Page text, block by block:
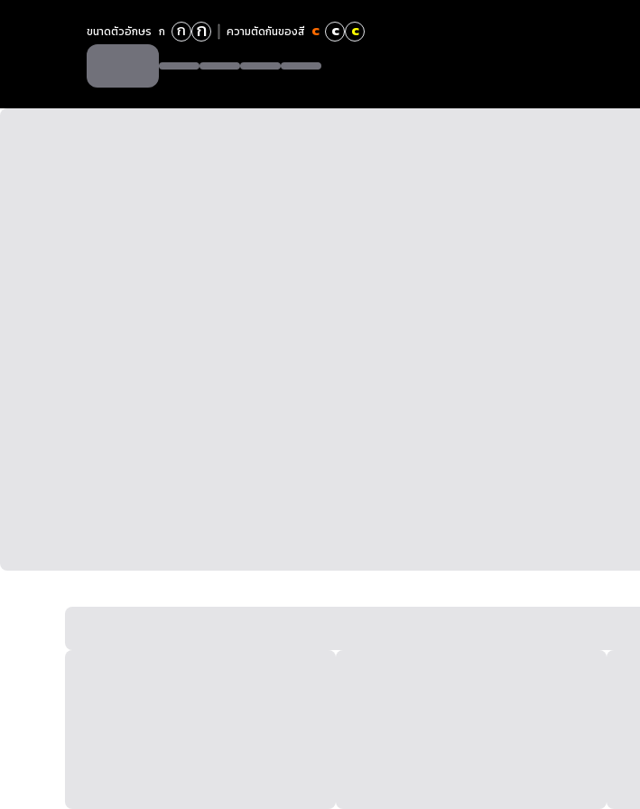
ขนาดตัวอักษร ก ก ก ความตัดกันของสี c c c